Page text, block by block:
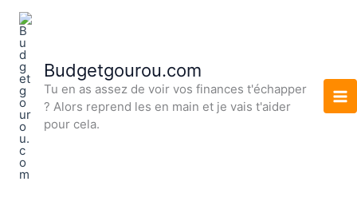
Aller
contenu
Budgetgourou.com
Tu en as assez de voir vos finances t'échapper
? Alors reprend les en main et je vais t'aider
pour cela.